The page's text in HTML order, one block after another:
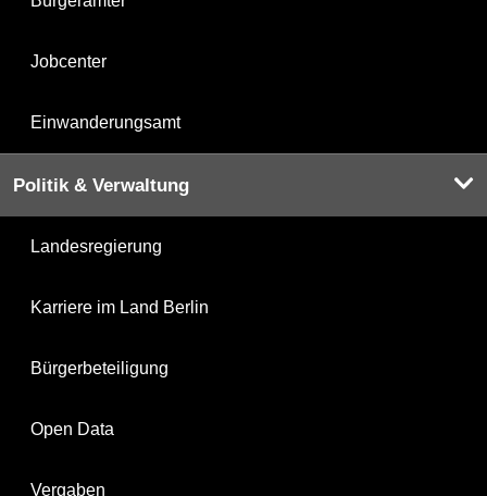
Jobcenter
Einwanderungsamt
Politik & Verwaltung
Landesregierung
Karriere im Land Berlin
Bürgerbeteiligung
Open Data
Vergaben